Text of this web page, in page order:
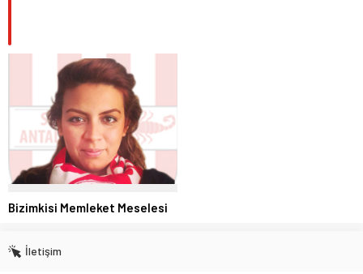
Bizimkisi Memleket Meselesi
İletişim